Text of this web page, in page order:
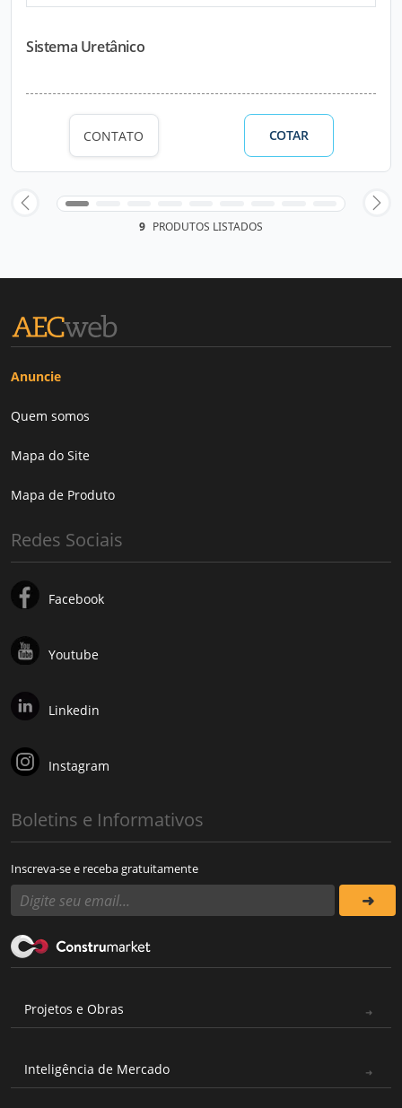
Sistema Uretânico
CONTATO COTAR
9 PRODUTOS LISTADOS
Anuncie
Quem somos
Mapa do Site
Mapa de Produto
Redes Sociais
Facebook
Youtube
Linkedin
Instagram
Boletins e Informativos
Inscreva-se e receba gratuitamente
Projetos e Obras
Inteligência de Mercado